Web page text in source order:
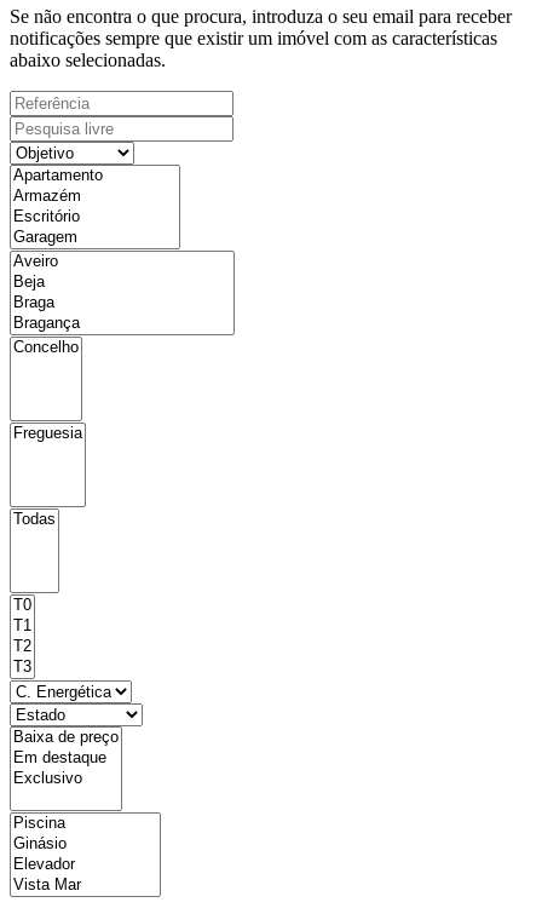
Se não encontra o que procura, introduza o seu email para receber
notificações sempre que existir um imóvel com as características
abaixo selecionadas.